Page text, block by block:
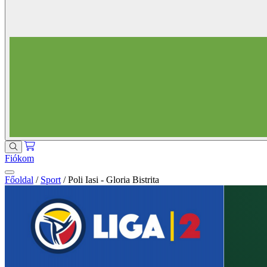
Fiókom
Főoldal / Sport / Poli Iasi - Gloria Bistrita